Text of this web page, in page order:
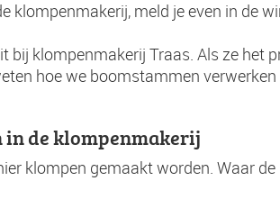
klompenmakerij, meld je even in de
bij klompenmakerij Traas. Als ze het
hoe we boomstammen
in de klompenmakerij
klompen gemaakt worden. Waar